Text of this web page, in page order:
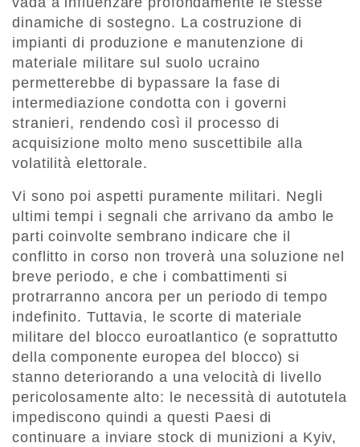
dinamiche di sostegno. La costruzione di
impianti di produzione e manutenzione di
materiale militare sul suolo ucraino
permetterebbe di bypassare la fase di
intermediazione condotta con i governi
stranieri, rendendo così il processo di
acquisizione molto meno suscettibile alla
volatilità elettorale.
Vi sono poi aspetti puramente militari. Negli
ultimi tempi i segnali che arrivano da ambo le
parti coinvolte sembrano indicare che il
conflitto in corso non troverà una soluzione nel
breve periodo, e che i combattimenti si
protrarranno ancora per un periodo di tempo
indefinito. Tuttavia, le scorte di materiale
militare del blocco euroatlantico (e soprattutto
della componente europea del blocco) si
stanno deteriorando a una velocità di livello
pericolosamente alto: le necessità di autotutela
impediscono quindi a questi Paesi di
continuare a inviare stock di munizioni a Kyiv,